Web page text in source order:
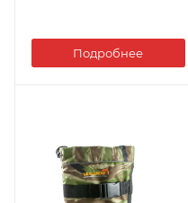
Подробнее